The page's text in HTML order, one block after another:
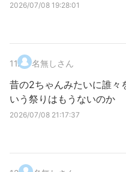
2026/07/08 19:28:01
11. 名無しさん
昔の2ちゃんみたいに誰々
いう祭りはもうないのか
2026/07/08 21:17:37